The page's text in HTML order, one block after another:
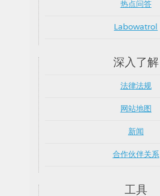
热点问答
Labowatrol
深入了解
法律法规
网站地图
新闻
合作伙伴关系
工具